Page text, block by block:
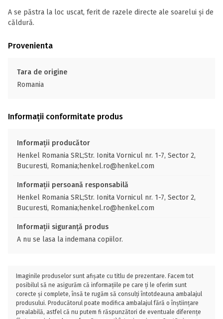
A se păstra la loc uscat, ferit de razele directe ale soarelui și de
căldură.
Provenienta
Tara de origine
Romania
Informații conformitate produs
Informații producător
Henkel Romania SRL;Str. Ionita Vornicul nr. 1-7, Sector 2,
Bucuresti, Romania;henkel.ro@henkel.com
Informații persoană responsabilă
Henkel Romania SRL;Str. Ionita Vornicul nr. 1-7, Sector 2,
Bucuresti, Romania;henkel.ro@henkel.com
Informații siguranță produs
A nu se lasa la indemana copiilor.
Imaginile produselor sunt afișate cu titlu de prezentare. Facem tot
posibilul să ne asigurăm că informațiile pe care ți le oferim sunt
corecte și complete, însă te rugăm să consulți întotdeauna ambalajul
produsului. Producătorul poate modifica ambalajul fără o înștiințare
prealabilă, astfel că nu putem fi răspunzători de eventuale diferențe